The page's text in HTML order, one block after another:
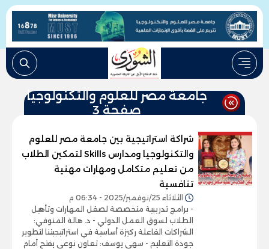
جامعة مصر للعلوم والتكنولوجيا
صفحة 3
شراكة استراتيجية بين جامعة مصر للعلوم
والتكنولوجيا ومدارس Skills لتمكين الطلاب
من تعليم متكامل ومهارات مهنية
تنافسية
الثلاثاء 25/نوفمبر/2025 - 06:34 م
- برامج تدريبية متخصصة لصقل المهارات وتأهيل
الطلاب لسوق العمل الدولي - د. هالة المنوفي:
الشراكات الفاعلة ركيزة أساسية في استراتيجيتنا لتطوير
جودة التعليم - سهى يوسف: تعاون نوعي يفتح أمام